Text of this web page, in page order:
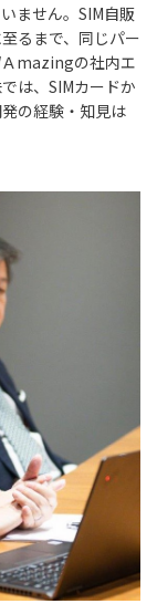
ません。SIM自販
るまで、同じパー
Ａmazingの社内エ
は、SIMカードか
の経験・知見は